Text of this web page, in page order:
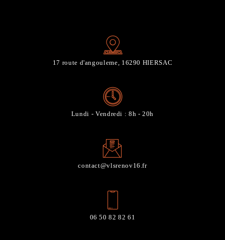
17 route d'angouleme, 16290 HIERSAC
Lundi - Vendredi : 8h - 20h
contact@vlsrenov16.fr
06 50 82 82 61